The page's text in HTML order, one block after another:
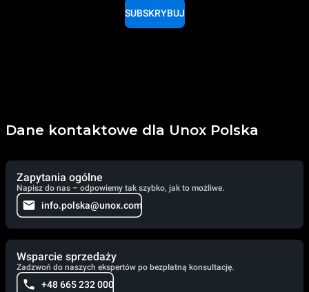
SUBSKRYBUJ
Dane kontaktowe dla Unox Polska
Zapytania ogólne
Napisz do nas – odpowiemy tak szybko, jak to możliwe.
info.polska@unox.com
Wsparcie sprzedaży
Zadzwoń do naszych ekspertów po bezpłatną konsultację.
+48 665 232 000